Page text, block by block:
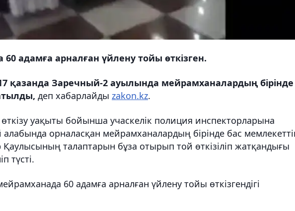
адамға арналған үйлену тойы өткізген.
қазанда Заречный-2 ауылында мейрамханалардың бірінде
деп хабарлайды zakon.kz.
уақыты бойынша учаскелік полиция инспекторларына
орналасқан мейрамханалардың бірінде бас
Қаулысының талаптарын бұза отырып той өткізіліп жатқандығы
түсті.
60 адамға арналған үйлену тойы өткізгендігі